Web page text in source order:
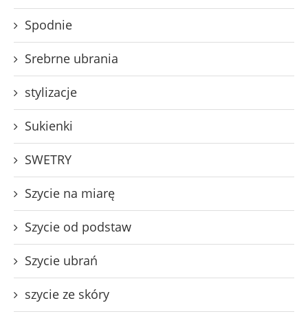
Spodnie
Srebrne ubrania
stylizacje
Sukienki
SWETRY
Szycie na miarę
Szycie od podstaw
Szycie ubrań
szycie ze skóry